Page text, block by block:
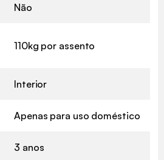
Não
110kg por assento
Interior
Apenas para uso doméstico
3 anos